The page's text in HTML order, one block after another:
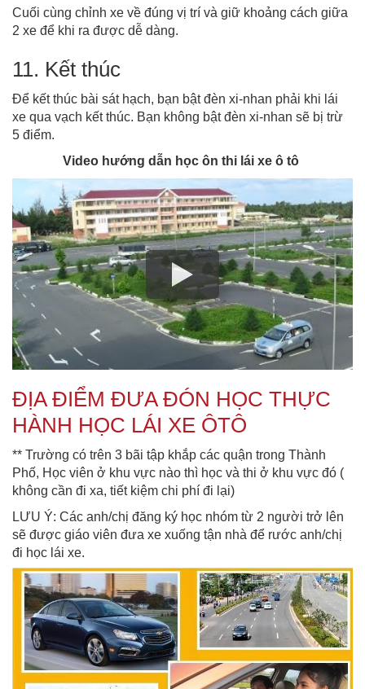
Cuối cùng chỉnh xe về đúng vị trí và giữ khoảng cách giữa
2 xe để khi ra được dễ dàng.
11. Kết thúc
Để kết thúc bài sát hạch, bạn bật đèn xi-nhan phải khi lái
xe qua vạch kết thúc. Bạn không bật đèn xi-nhan sẽ bị trừ
5 điểm.
Video hướng dẫn học ôn thi lái xe ô tô
ĐỊA ĐIỂM ĐƯA ĐÓN HỌC THỰC
HÀNH HỌC LÁI XE ÔTÔ
** Trường có trên 3 bãi tập khắp các quận trong Thành
Phố, Học viên ở khu vực nào thì học và thi ở khu vực đó (
không cần đi xa, tiết kiệm chi phí đi lại)
LƯU Ý: Các anh/chị đăng ký học nhóm từ 2 người trở lên
sẽ được giáo viên đưa xe xuống tận nhà để rước anh/chị
đi học lái xe.